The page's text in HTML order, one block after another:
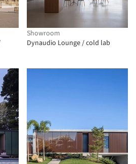
Showroom
Dynaudio Lounge / cold lab